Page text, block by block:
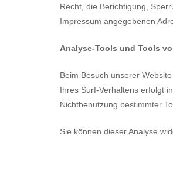
Recht, die Berichtigung,
Impressum angegebenen
Analyse-Tools und Tools
Beim Besuch unserer
Ihres Surf-Verhaltens erfolgt
Nichtbenutzung bestimmter
Sie können dieser Analyse